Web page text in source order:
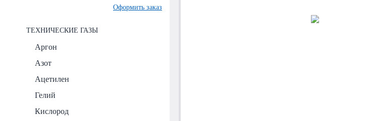
Оформить заказ
ТЕХНИЧЕСКИЕ ГАЗЫ
Аргон
Азот
Ацетилен
Гелий
Кислород